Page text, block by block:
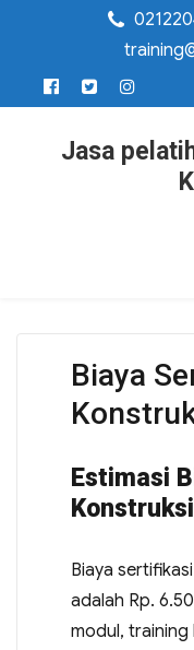
Jasa
Biaya
Estimasi
Biaya
adalah Rp.
modul,